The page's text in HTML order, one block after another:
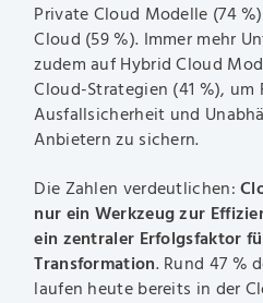
Private Cloud Modelle (74
Cloud (59 %). Immer mehr
zudem auf Hybrid Cloud
Cloud-Strategien (41 %), um
Ausfallsicherheit und
Anbietern zu sichern.
Die Zahlen verdeutlichen:
nur ein Werkzeug zur
ein zentraler Erfolgsfaktor
Transformation. Rund 47 %
laufen heute bereits in der